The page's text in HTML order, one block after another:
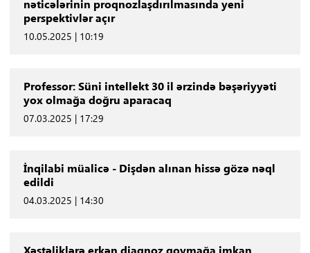
nəticələrinin proqnozlaşdırılmasında yeni
perspektivlər açır
10.05.2025 | 10:19
Professor: Süni intellekt 30 il ərzində bəşəriyyəti
yox olmağa doğru aparacaq
07.03.2025 | 17:29
İnqilabi müalicə - Dişdən alınan hissə gözə nəql
edildi
04.03.2025 | 14:30
Xəstəliklərə erkən diaqnoz qoymağa imkan